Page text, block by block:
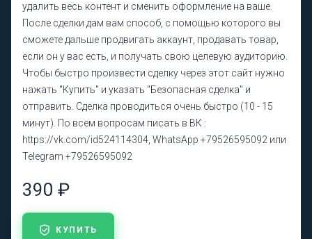
удалить весь контент и сменить оформление на ваше.
После сделки дам вам способ, с помощью которого вы
сможете дальше продвигать аккаунт, продавать товар,
если он у вас есть, и получать свою целевую аудиторию.
Чтобы быстро произвести сделку через этот сайт нужно
нажать "Купить" и указать "Безопасная сделка" и
отправить. Сделка проводиться очень быстро (10 - 15
минут). По всем вопросам писать в ВК :
https://vk.com/id524114304, WhatsApp +79526595092 или
Telegram +79526595092
390 ₽
КУПИТЬ